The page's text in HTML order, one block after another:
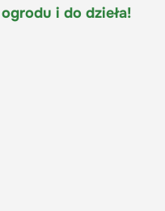
i do dzieła!